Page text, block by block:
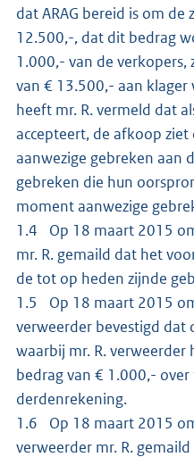
dat ARAG bereid is om
12.500,-, dat dit bedrag
1.000,- van de
van € 13.500,- aan
heeft mr. R. vermeld dat
accepteert, de afkoop
aanwezige gebreken aan
gebreken die hun
moment aanwezige
1.4 Op 18 maart 2015
mr. R. gemaild dat het
de tot op heden zijnde
1.5 Op 18 maart 2015
verweerder bevestigd dat
waarbij mr. R.
bedrag van € 1.000,-
derdenrekening.
1.6 Op 18 maart 2015
verweerder mr. R.